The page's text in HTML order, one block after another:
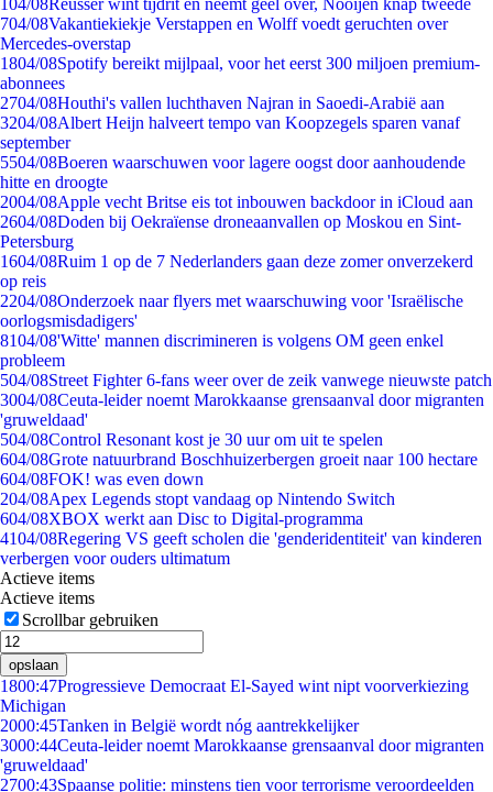
104/08Reusser wint tijdrit en neemt geel over, Nooijen knap tweede
704/08Vakantiekiekje Verstappen en Wolff voedt geruchten over
Mercedes-overstap
1804/08Spotify bereikt mijlpaal, voor het eerst 300 miljoen premium-
abonnees
2704/08Houthi's vallen luchthaven Najran in Saoedi-Arabië aan
3204/08Albert Heijn halveert tempo van Koopzegels sparen vanaf
september
5504/08Boeren waarschuwen voor lagere oogst door aanhoudende
hitte en droogte
2004/08Apple vecht Britse eis tot inbouwen backdoor in iCloud aan
2604/08Doden bij Oekraïense droneaanvallen op Moskou en Sint-
Petersburg
1604/08Ruim 1 op de 7 Nederlanders gaan deze zomer onverzekerd
op reis
2204/08Onderzoek naar flyers met waarschuwing voor 'Israëlische
oorlogsmisdadigers'
8104/08'Witte' mannen discrimineren is volgens OM geen enkel
probleem
504/08Street Fighter 6-fans weer over de zeik vanwege nieuwste patch
3004/08Ceuta-leider noemt Marokkaanse grensaanval door migranten
'gruweldaad'
504/08Control Resonant kost je 30 uur om uit te spelen
604/08Grote natuurbrand Boschhuizerbergen groeit naar 100 hectare
604/08FOK! was even down
204/08Apex Legends stopt vandaag op Nintendo Switch
604/08XBOX werkt aan Disc to Digital-programma
4104/08Regering VS geeft scholen die 'genderidentiteit' van kinderen
verbergen voor ouders ultimatum
Actieve items
Actieve items
Scrollbar gebruiken
opslaan
1800:47Progressieve Democraat El-Sayed wint nipt voorverkiezing
Michigan
2000:45Tanken in België wordt nóg aantrekkelijker
3000:44Ceuta-leider noemt Marokkaanse grensaanval door migranten
'gruweldaad'
2700:43Spaanse politie: minstens tien voor terrorisme veroordeelden